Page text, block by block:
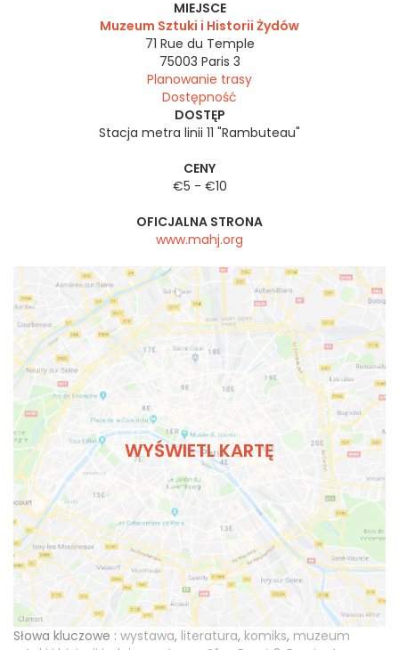
MIEJSCE
Muzeum Sztuki i Historii Żydów
71 Rue du Temple
75003 Paris 3
Planowanie trasy
Dostępność
DOSTĘP
Stacja metra linii 11 "Rambuteau"
CENY
€5 - €10
OFICJALNA STRONA
www.mahj.org
WYŚWIETL KARTĘ
Słowa kluczowe : wystawa, literatura, komiks, muzeum